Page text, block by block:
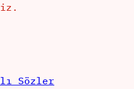
Sözler